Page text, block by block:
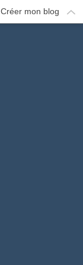
Créer mon blog